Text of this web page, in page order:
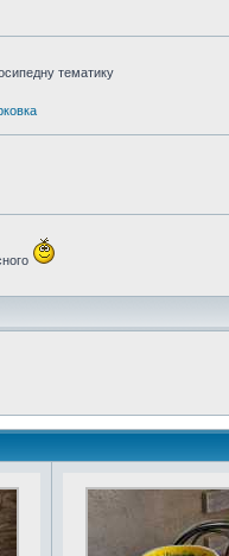
тематику